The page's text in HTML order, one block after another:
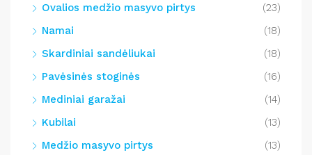
Ovalios medžio masyvo pirtys
(23)
Namai
(18)
Skardiniai sandėliukai
(18)
Pavėsinės stoginės
(16)
Mediniai garažai
(14)
Kubilai
(13)
Medžio masyvo pirtys
(13)